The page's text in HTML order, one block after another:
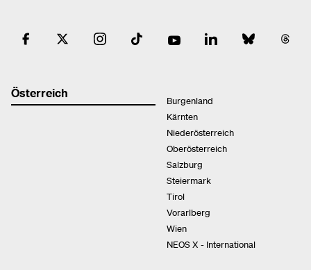
Österreich
Burgenland
Kärnten
Niederösterreich
Oberösterreich
Salzburg
Steiermark
Tirol
Vorarlberg
Wien
NEOS X - International